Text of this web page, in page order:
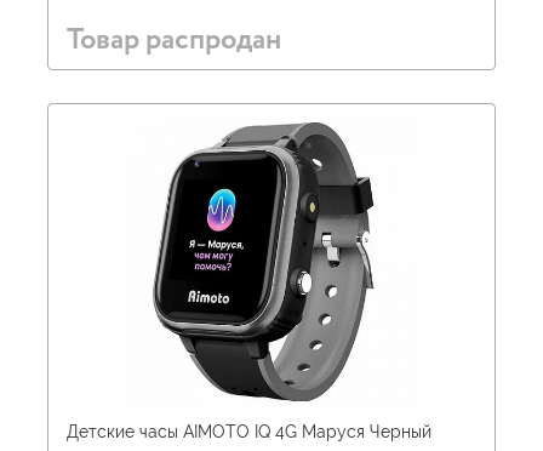
Товар распродан
Детские часы AIMOTO IQ 4G Маруся Черный